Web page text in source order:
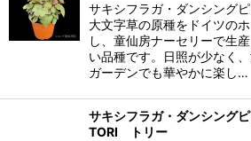
サキシフラガ・ダンシング
大文字草の原種をドイツの
し、童仙房ナーセリーで生
い品種です。日照が少なく
ガーデンでも華やかに楽し…
サキシフラガ・ダンシング
TORI トリー